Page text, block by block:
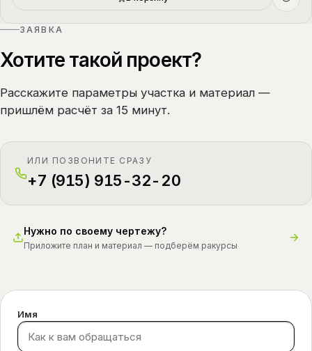
ЗАЯВКА
Хотите такой проект?
Расскажите параметры участка и материал —
пришлём расчёт за 15 минут.
ИЛИ ПОЗВОНИТЕ СРАЗУ
+7 (915) 915-32-20
Нужно по своему чертежу?
Приложите план и материал — подберём ракурсы
Имя